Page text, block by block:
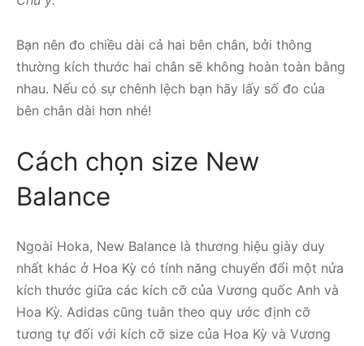
Bạn nên đo chiều dài cả hai bên chân, bởi thông
thường kích thước hai chân sẽ không hoàn toàn bằng
nhau. Nếu có sự chênh lệch bạn hãy lấy số đo của
bên chân dài hơn nhé!
Cách chọn size New
Balance
Ngoài Hoka, New Balance là thương hiệu giày duy
nhất khác ở Hoa Kỳ có tính năng chuyển đổi một nửa
kích thước giữa các kích cỡ của Vương quốc Anh và
Hoa Kỳ. Adidas cũng tuân theo quy ước định cỡ
tương tự đối với kích cỡ size của Hoa Kỳ và Vương